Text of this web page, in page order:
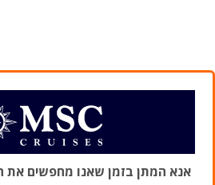
אנא המתן בזמן שאנו מחפשים את